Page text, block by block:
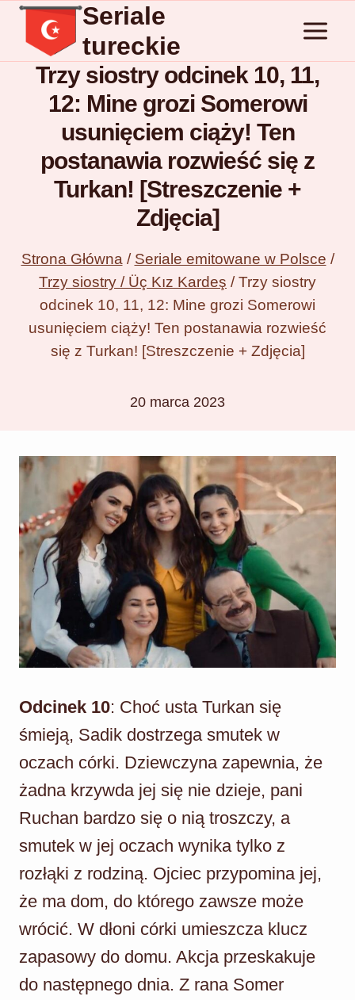
Przejdź
treści
Seriale
tureckie
Trzy siostry odcinek 10, 11,
12: Mine grozi Somerowi
usunięciem ciąży! Ten
postanawia rozwieść się z
Turkan! [Streszczenie +
Zdjęcia]
Strona Główna / Seriale emitowane w Polsce /
Trzy siostry / Üç Kız Kardeş / Trzy siostry
odcinek 10, 11, 12: Mine grozi Somerowi
usunięciem ciąży! Ten postanawia rozwieść
się z Turkan! [Streszczenie + Zdjęcia]
20 marca 2023
Odcinek 10: Choć usta Turkan się
śmieją, Sadik dostrzega smutek w
oczach córki. Dziewczyna zapewnia, że
żadna krzywda jej się nie dzieje, pani
Ruchan bardzo się o nią troszczy, a
smutek w jej oczach wynika tylko z
rozłąki z rodziną. Ojciec przypomina jej,
że ma dom, do którego zawsze może
wrócić. W dłoni córki umieszcza klucz
zapasowy do domu. Akcja przeskakuje
do następnego dnia. Z rana Somer